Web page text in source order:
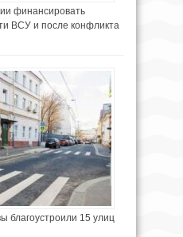
финансировать
ВСУ и после конфликта
благоустроили 15 улиц